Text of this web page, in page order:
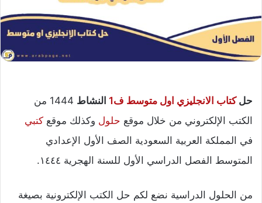
حلكتاب الانجليزي اول متوسط ف1 النشاط
1444 من
الكتب الإلكتروني من خلال موقع حلول وكذلك موقع كتبي
في المملكة العربية السعودية الصف الأول الإعدادي
المتوسط الفصل الدراسي الأول للسنة الهجرية ١٤٤٤.
من الحلول الدراسية نضع لكم حل الكتب الإلكترونية بصيغة